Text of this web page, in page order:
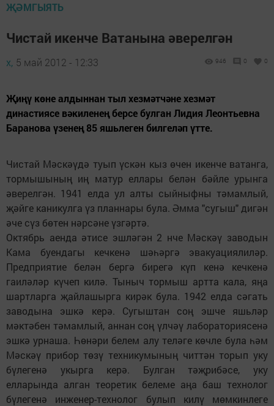
ҖӘМГЫЯТЬ
Чистай икенче Ватанына әверелгән
х, 5 май 2012 - 12:33 946 0 0
Җиңү көне алдыннан тыл хезмәтчәне хезмәт
династиясе вәкиленең берсе булган Лидия Леонтьевна
Баранова үзенең 85 яшьлеген билгеләп үтте.
Чистай Мәскәүдә туып үскән кыз өчен икенче ватанга,
тормышының иң матур еллары белән бәйле урынга
әверелгән. 1941 елда ул алты сыйныфны тәмамлый,
җәйге каникулга үз планнары була. Әмма "сугыш" дигән
әче сүз бөтен нәрсәне үзгәртә.
Октябрь аенда әтисе эшләгән 2 нче Мәскәү заводын
Кама буендагы кечкенә шәһәргә эвакуациялиләр.
Предприятие белән бергә бирегә күп кенә кечкенә
гаиләләр күчеп килә. Тыныч тормыш артта кала, яңа
шартларга җайлашырга кирәк була. 1942 елда сәгать
заводына эшкә керә. Сугыштан соң эшче яшьләр
мәктәбен тәмамлый, аннан соң үлчәү лабораториясенә
эшкә урнаша. Һөнәри белем алу теләге көчле була һәм
Мәскәү прибор төзү техникумының читтән торып уку
бүлегенә укырга керә. Булган тәҗрибәсе, уку
елларында алган теоретик белеме аңа баш технолог
бүлегенә инженер-технолог булып килү мөмкинлеге